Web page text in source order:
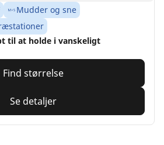
Mudder og sne
til at holde i vanskeligt
Find størrelse
Se detaljer